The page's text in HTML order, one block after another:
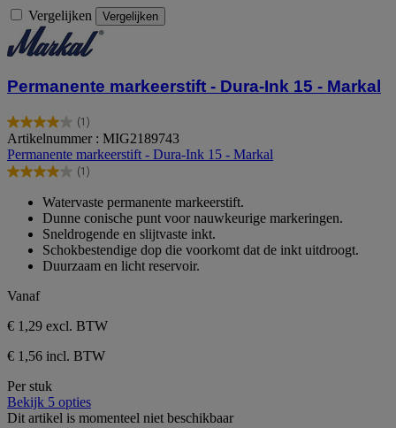
Vergelijken Vergelijken
Permanente markeerstift - Dura-Ink 15 - Markal
(1)
4.0
van
de
5
beoordeling
Artikelnummer : MIG2189743
Permanente markeerstift - Dura-Ink 15 - Markal
(1)
4.0
sterren.
beoordeling
Watervaste permanente markeerstift.
Dunne conische punt voor nauwkeurige markeringen.
Sneldrogende en slijtvaste inkt.
Schokbestendige dop die voorkomt dat de inkt uitdroogt.
Duurzaam en licht reservoir.
Vanaf
€ 1,29 excl. BTW
€ 1,56 incl. BTW
Per stuk
Bekijk 5 opties
Dit artikel is momenteel niet beschikbaar